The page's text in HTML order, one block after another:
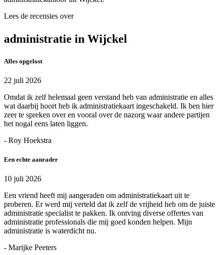
Lees de recensies over
administratie in Wijckel
Alles opgelost
22 juli 2026
Omdat ik zelf helemaal geen verstand heb van administratie en alles
wat daarbij hoort heb ik administratiekaart ingeschakeld. Ik ben hier
zeer te spreken over en vooral over de nazorg waar andere partijen
het nogal eens laten liggen.
- Roy Hoekstra
Een echte aanrader
10 juli 2026
Een vriend heeft mij aangeraden om administratiekaart uit te
proberen. Er werd mij verteld dat ik zelf de vrijheid heb om de juiste
administratie specialist te pakken. Ik ontving diverse offertes van
administratie professionals die mij goed konden helpen. Mijn
administratie is waterdicht nu.
- Marijke Peeters